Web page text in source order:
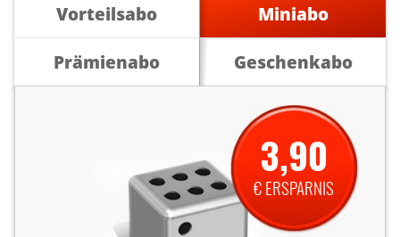
Vorteilsabo
Miniabo
Prämienabo
Geschenkabo
3,90
€ ERSPARNIS